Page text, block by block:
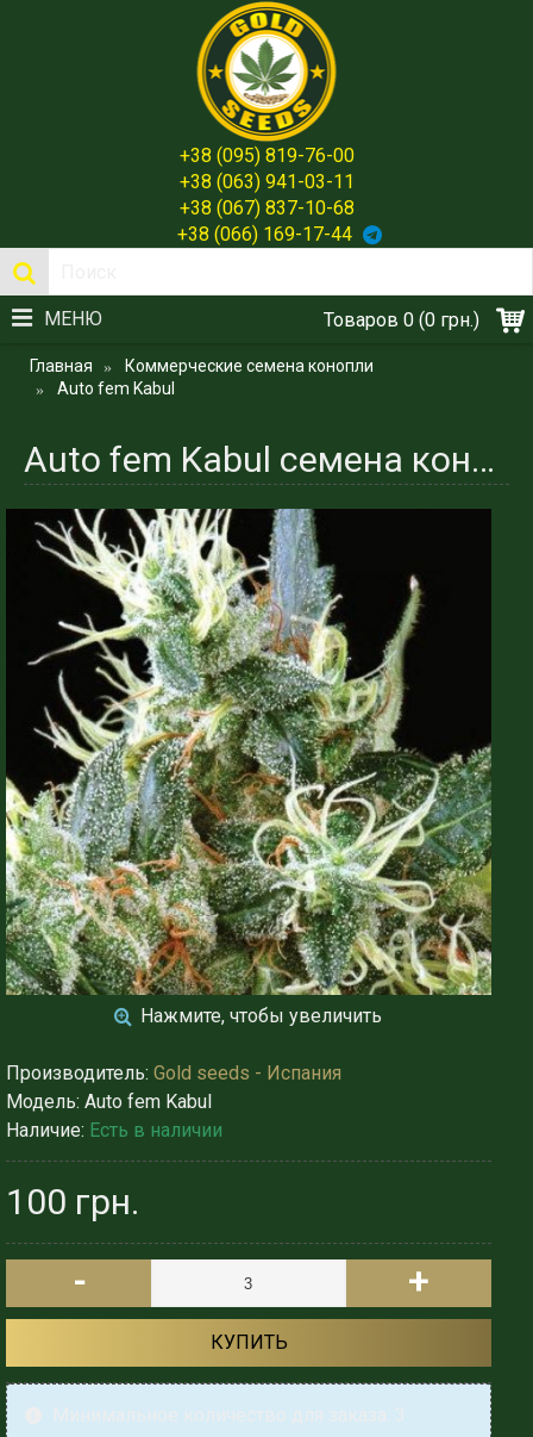
+38 (095) 819-76-00
+38 (063) 941-03-11
+38 (067) 837-10-68
+38 (066) 169-17-44
Товаров 0 (0 грн.)
МЕНЮ
Главная
Коммерческие семена конопли
Auto fem Kabul
Auto fem Kabul семена конопли индики 100% - Gold Seeds Spain
Нажмите, чтобы увеличить
Производитель: Gold seeds - Испания
Модель: Auto fem Kabul
Наличие: Есть в наличии
100 грн.
-
+
КУПИТЬ